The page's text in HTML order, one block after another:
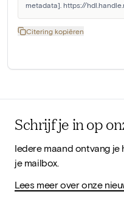
metadata]. https://
Citering kopiëren
Schrijf je in op
Iedere maand ontvang je
je mailbox.
Lees meer over onze